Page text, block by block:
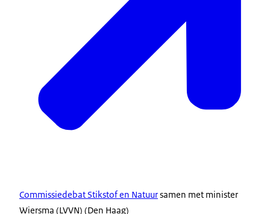
Commissiedebat Stikstof en Natuursamen met minister
Wiersma (LVVN) (Den Haag)